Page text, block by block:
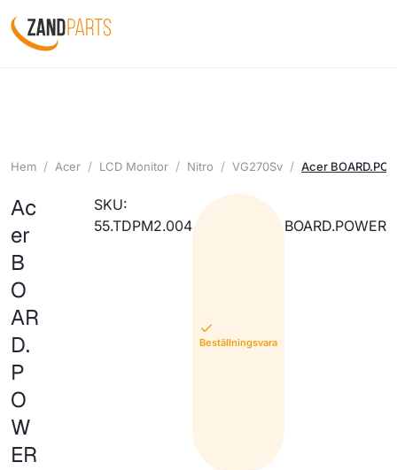
Hem Acer LCD Monitor Nitro VG270Sv Acer
Ac
er
B
O
AR
D.
P
O
W
ER
SKU:
55.TDPM2.004
Beställningsvara
BOARD.POWER